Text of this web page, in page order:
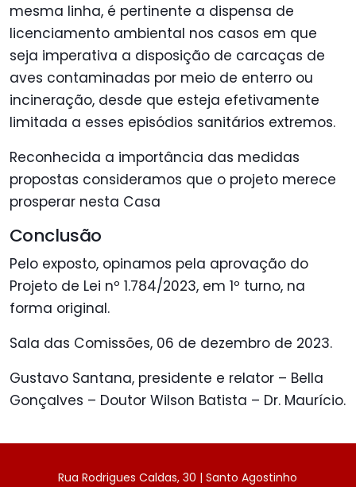
mesma linha, é pertinente a dispensa de
licenciamento ambiental nos casos em que
seja imperativa a disposição de carcaças de
aves contaminadas por meio de enterro ou
incineração, desde que esteja efetivamente
limitada a esses episódios sanitários extremos.
Reconhecida a importância das medidas
propostas consideramos que o projeto merece
prosperar nesta Casa
Conclusão
Pelo exposto, opinamos pela aprovação do
Projeto de Lei nº 1.784/2023, em 1º turno, na
forma original.
Sala das Comissões, 06 de dezembro de 2023.
Gustavo Santana, presidente e relator – Bella
Gonçalves – Doutor Wilson Batista – Dr. Maurício.
Rua Rodrigues Caldas, 30 | Santo Agostinho